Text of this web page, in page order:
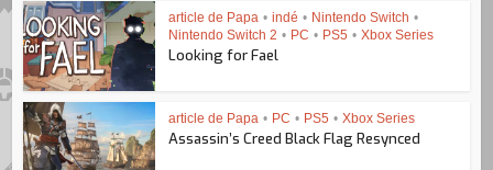
article de Papa • indé • Nintendo Switch •
Nintendo Switch 2 • PC • PS5 • Xbox Series
Looking for Fael
article de Papa • PC • PS5 • Xbox Series
Assassin’s Creed Black Flag Resynced